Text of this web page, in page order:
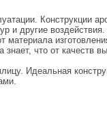
Конструкции
и другие воздействия.
материала
что от качеств
Идеальная